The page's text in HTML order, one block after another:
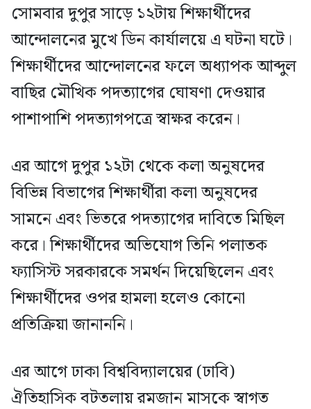
সোমবার দুপুর সাড়ে ১২টায় শিক্ষার্থীদের
আন্দোলনের মুখে ডিন কার্যালয়ে এ ঘটনা ঘটে।
শিক্ষার্থীদের আন্দোলনের ফলে অধ্যাপক আব্দুল
বাছির মৌখিক পদত্যাগের ঘোষণা দেওয়ার
পাশাপাশি পদত্যাগপত্রে স্বাক্ষর করেন।
এর আগে দুপুর ১২টা থেকে কলা অনুষদের
বিভিন্ন বিভাগের শিক্ষার্থীরা কলা অনুষদের
সামনে এবং ভিতরে পদত্যাগের দাবিতে মিছিল
করে। শিক্ষার্থীদের অভিযোগ তিনি পলাতক
ফ্যাসিস্ট সরকারকে সমর্থন দিয়েছিলেন এবং
শিক্ষার্থীদের ওপর হামলা হলেও কোনো
প্রতিক্রিয়া জানাননি।
এর আগে ঢাকা বিশ্ববিদ্যালয়ের (ঢাবি)
ঐতিহাসিক বটতলায় রমজান মাসকে স্বাগত